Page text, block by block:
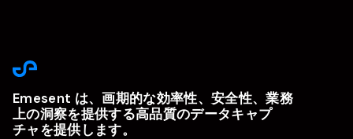
Emesent は、画期的な効率性、安全性、業務
上の洞察を提供する高品質のデータキャプ
チャを提供します。